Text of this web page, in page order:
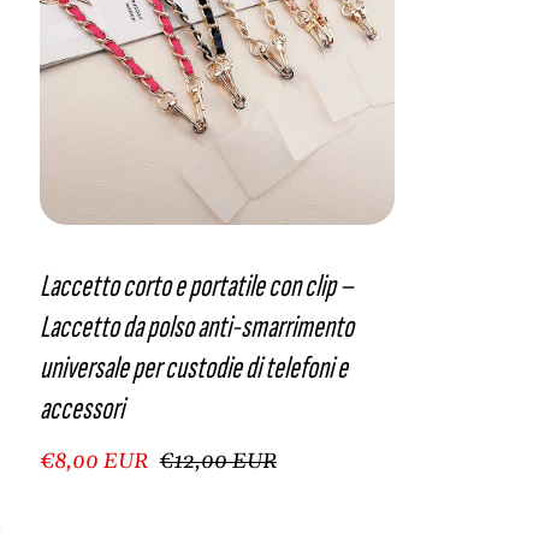
Laccetto corto e portatile con clip –
Laccetto da polso anti-smarrimento
universale per custodie di telefoni e
accessori
€8,00 EUR €12,00 EUR